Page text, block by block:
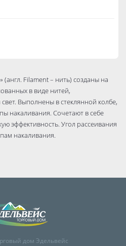
Filament – нить) созданы на
в виде нитей,
Выполнены в стеклянной колбе,
накаливания. Сочетают в себе
эффективность. Угол рассеивания
накаливания.
дом Эдельвейс